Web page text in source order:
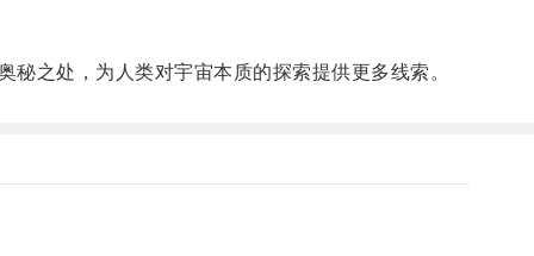
之处，为人类对宇宙本质的探索提供更多线索。